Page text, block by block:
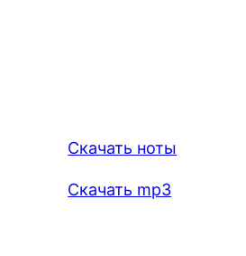
Скачать ноты
Скачать mp3